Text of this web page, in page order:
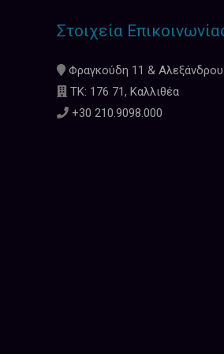
Στοιχεία
Φραγκούδη 11 &
ΤΚ: 176 71, Καλλιθέα
+30 210.9098.000